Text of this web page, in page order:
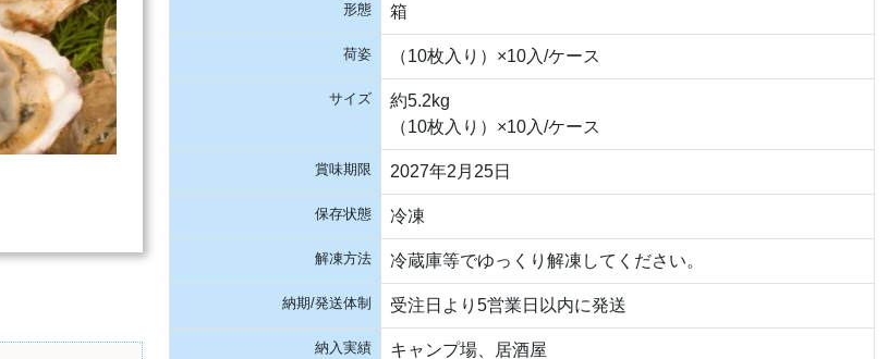
形態 箱
荷姿 （10枚入り）×10入/ケース
サイズ
約5.2kg
（10枚入り）×10入/ケース
賞味期限 2027年2月25日
保存状態 冷凍
解凍方法 冷蔵庫等でゆっくり解凍してください。
納期/発送体制 受注日より5営業日以内に発送
納入実績 キャンプ場、居酒屋